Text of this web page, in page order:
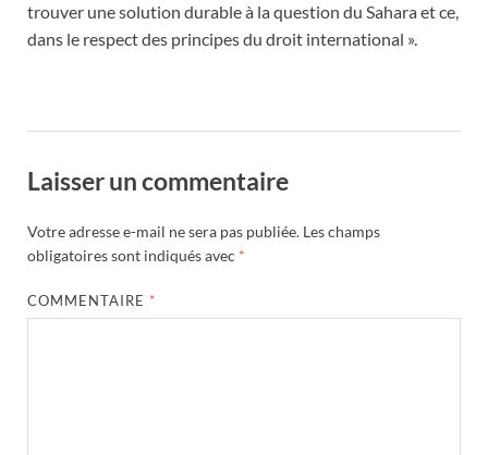
trouver une solution durable à la question du Sahara et ce,
dans le respect des principes du droit international ».
Laisser un commentaire
Votre adresse e-mail ne sera pas publiée. Les champs
obligatoires sont indiqués avec *
COMMENTAIRE *